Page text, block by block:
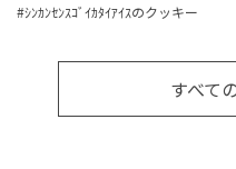
#ｼﾝｶﾝｾﾝｽｺﾞｲｶﾀｲｱｲｽのクッキー
すべて